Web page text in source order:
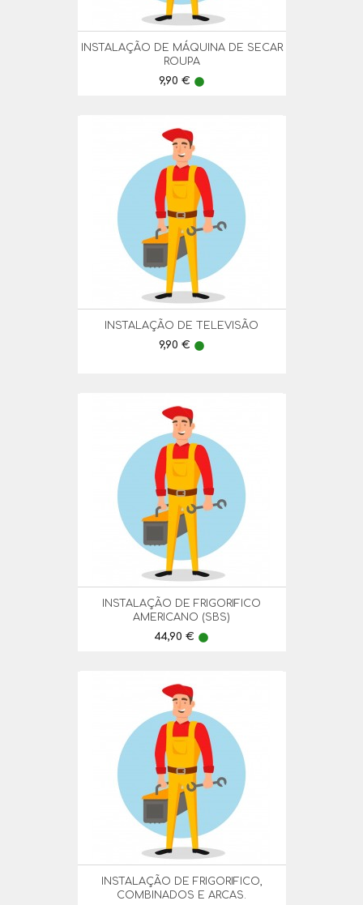
INSTALAÇÃO DE MÁQUINA DE SECAR
ROUPA
Preço
9,90 € lens
INSTALAÇÃO DE TELEVISÃO
Preço
9,90 € lens
INSTALAÇÃO DE FRIGORIFICO
AMERICANO (SBS)
Preço
44,90 € lens
INSTALAÇÃO DE FRIGORIFICO,
COMBINADOS E ARCAS.